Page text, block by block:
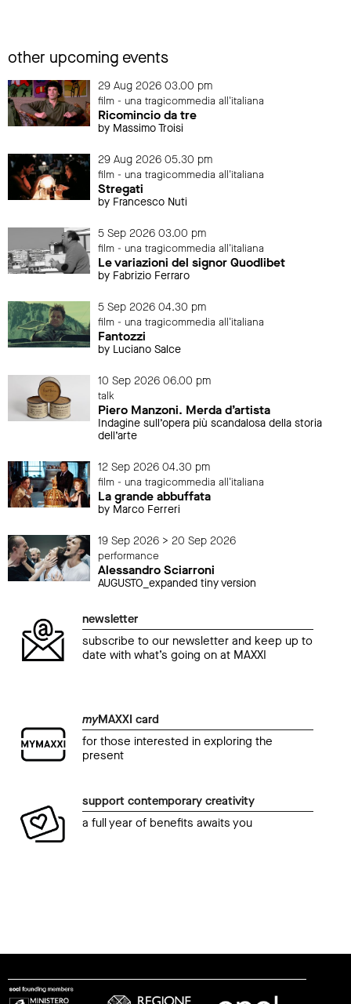
other upcoming events
29 Aug 2026 03.00 pm
film - una tragicommedia all'italiana
Ricomincio da tre
by Massimo Troisi
29 Aug 2026 05.30 pm
film - una tragicommedia all'italiana
Stregati
by Francesco Nuti
5 Sep 2026 03.00 pm
film - una tragicommedia all'italiana
Le variazioni del signor Quodlibet
by Fabrizio Ferraro
5 Sep 2026 04.30 pm
film - una tragicommedia all'italiana
Fantozzi
by Luciano Salce
10 Sep 2026 06.00 pm
talk
Piero Manzoni. Merda d’artista
Indagine sull’opera più scandalosa della storia
dell’arte
12 Sep 2026 04.30 pm
film - una tragicommedia all'italiana
La grande abbuffata
by Marco Ferreri
19 Sep 2026 > 20 Sep 2026
performance
Alessandro Sciarroni
AUGUSTO_expanded tiny version
newsletter
subscribe to our newsletter and keep up to
date with what’s going on at MAXXI
myMAXXI card
for those interested in exploring the
present
support contemporary creativity
a full year of benefits awaits you